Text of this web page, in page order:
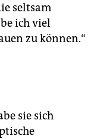
seltsam
ich viel
zu können.“
sie sich